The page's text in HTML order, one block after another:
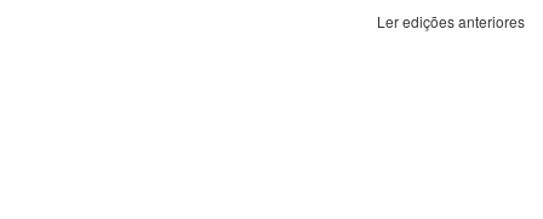
Ler edições anteriores